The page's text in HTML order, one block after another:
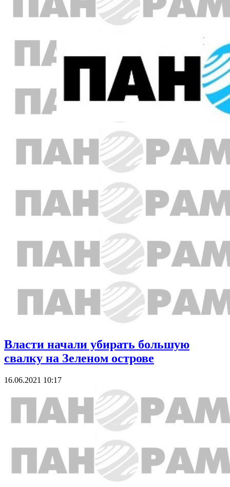
Власти начали убирать большую
свалку на Зеленом острове
16.06.2021 10:17